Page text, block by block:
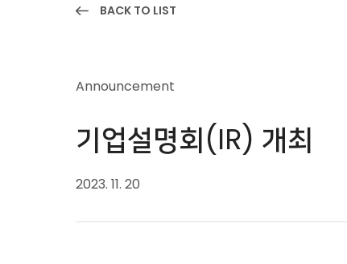
BACK TO LIST
Announcement
기업설명회(IR) 개최
2023. 11. 20